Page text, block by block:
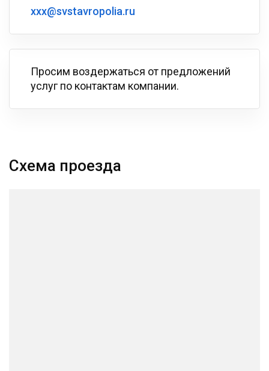
xxx@svstavropolia.ru
Просим воздержаться от предложений
услуг по контактам компании.
Схема проезда